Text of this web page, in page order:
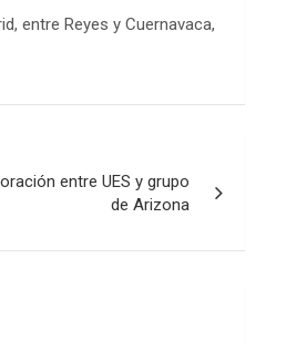
entre Reyes y Cuernavaca,
entre UES y grupo
de Arizona